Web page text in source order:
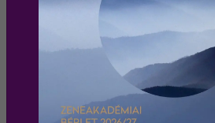
hírlevelére és értesülj elsőként